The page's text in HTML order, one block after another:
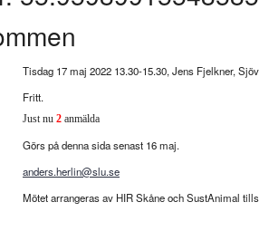
Tisdag 17 maj 2022 13.30-15.30, Jens Fjelkner,
Fritt.
Just nu 2 anmälda
Görs på denna sida senast 16 maj.
anders.herlin@slu.se
Mötet arrangeras av HIR Skåne och SustAnimal